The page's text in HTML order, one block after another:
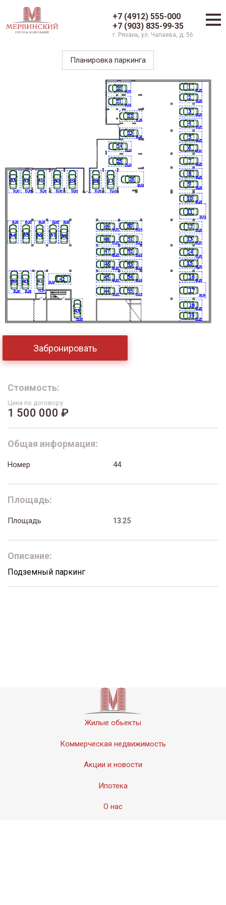
+7 (4912) 555-000
+7 (903) 835-99-35
г. Рязань, ул. Чапаева, д. 56
Планировка паркинга
Забронировать
Стоимость:
Цена по договору
1 500 000 ₽
Общая информация:
Номер 44
Площадь:
Площадь 13.25
Описание:
Подземный паркинг
Жилые обьекты
Коммерческая недвижимость
Акции и новости
Ипотека
О нас